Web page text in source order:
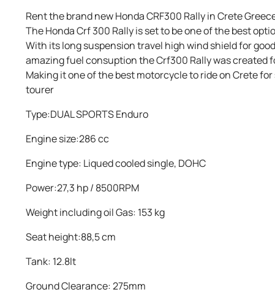
Rent the brand new Honda CRF300 Rally in Crete
The Honda Crf 300 Rally is set to be one of the best
With its long suspension travel high wind shield for
amazing fuel consuption the Crf300 Rally was created
Making it one of the best motorcycle to ride on Crete
tourer
Type:DUAL SPORTS Enduro
Engine size:286 cc
Engine type: Liqued cooled single, DOHC
Power:27,3 hp / 8500RPM
Weight including oil Gas: 153 kg
Seat height:88,5 cm
Tank: 12.8lt
Ground Clearance: 275mm